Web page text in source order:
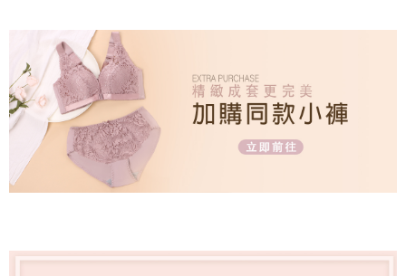
１．於結帳方式選擇「AFTEE先享後付」後，將跳轉至「AFTEE先享後付」
結帳頁面，進行簡訊認證並確認金額後，即可完成結帳。
２．訂單成立數日內，您將收到繳費通知簡訊。
３．收到繳費通知簡訊後14天內，點擊此簡訊中的連結，可透過四大超商／
ATM／網路銀行／等多元方式進行付款，方視為交易完成。
※ 請注意：結帳手續完成當下不需立刻繳費，但若您需要取消訂單，請聯絡
購買商品的店家。未經商家同意取消之訂單仍視為有效，需透過AFTEE先享
後付繳納相關費用。
※ 交易是否成功請以「AFTEE先享後付 」之結帳頁面顯示為準，若有關於
是否繳費成功／繳費後需取消欲退款等相關疑問，請聯繫「AFTEE先享後付
１．透過由恩沛科技股份有限公司提供之「AFTEE先享後付」服務完成之交
付款後全家取貨
每筆NT$60，滿NT$699(含以上)免運費
7-11取貨付款
每筆NT$60，滿NT$699(含以上)免運費
付款後7-11取貨
每筆NT$60，滿NT$699(含以上)免運費
每筆NT$100，滿NT$2,000(含以上)免運費